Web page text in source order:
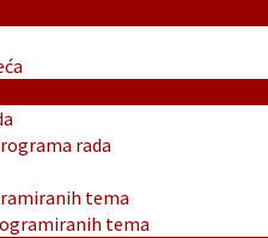
rada
tema
tema